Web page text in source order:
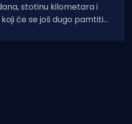
stotinu kilometara i
će se još dugo pamtiti.